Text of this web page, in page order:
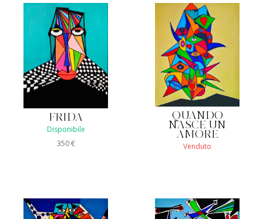
FRIDA
Disponibile
350€
QUANDO
NASCE UN
AMORE
Venduto